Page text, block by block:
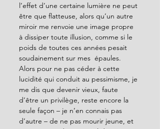
l’effet d’une certaine lumière ne peut
être que flatteuse, alors qu’un autre
miroir me renvoie une image propre
à dissiper toute illusion, comme si le
poids de toutes ces années pesait
soudainement sur mes  épaules.
Alors pour ne pas céder à cette
lucidité qui conduit au pessimisme, je
me dis que devenir vieux, faute
d’être un privilège, reste encore la
seule façon – je n’en connais pas
d’autre – de ne pas mourir jeune, et